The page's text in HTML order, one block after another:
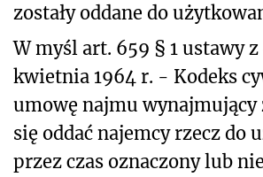
zostały oddane do
W myśl art. 659 § 1 ustawy
kwietnia 1964 r. - Kodeks
umowę najmu wynajmujący
się oddać najemcy rzecz do
przez czas oznaczony lub